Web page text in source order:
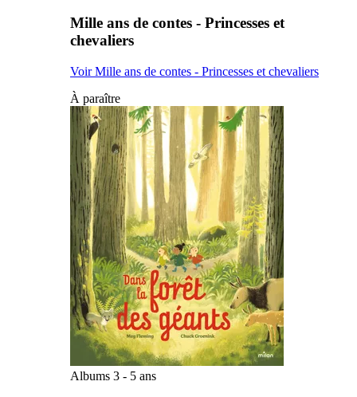
Mille ans de contes - Princesses et
chevaliers
Voir Mille ans de contes - Princesses et chevaliers
À paraître
Albums 3 - 5 ans